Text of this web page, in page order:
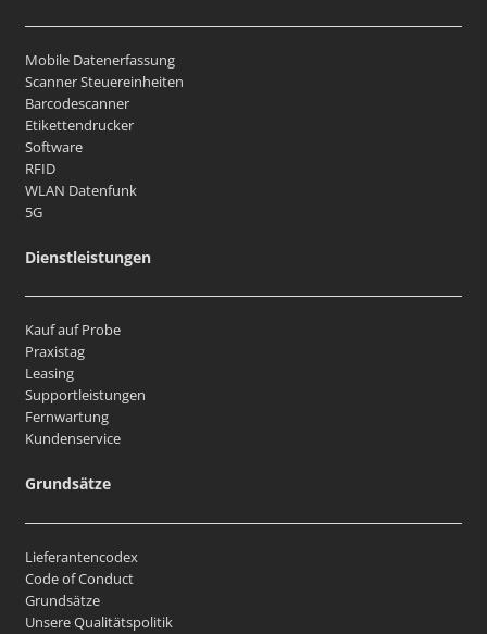
Mobile Datenerfassung
Scanner Steuereinheiten
Barcodescanner
Etikettendrucker
Software
RFID
WLAN Datenfunk
5G
Dienstleistungen
Kauf auf Probe
Praxistag
Leasing
Supportleistungen
Fernwartung
Kundenservice
Grundsätze
Lieferantencodex
Code of Conduct
Grundsätze
Unsere Qualitätspolitik